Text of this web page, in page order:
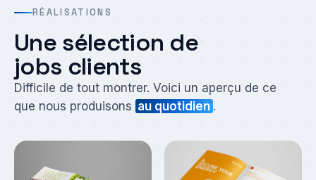
RÉALISATIONS
Une sélection de
jobs clients
Difficile de tout montrer. Voici un aperçu de ce
que nous produisons au quotidien .